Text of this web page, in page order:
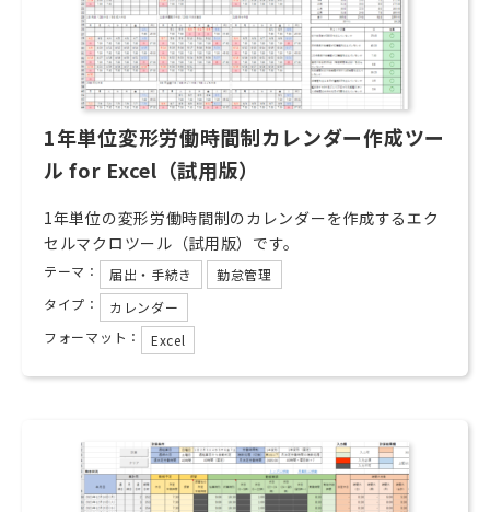
1年単位変形労働時間制カレンダー作成ツー
ル for Excel（試用版）
1年単位の変形労働時間制のカレンダーを作成するエク
セルマクロツール（試用版）です。
テーマ： 届出・手続き
勤怠管理
タイプ：
カレンダー
フォーマット：
Excel